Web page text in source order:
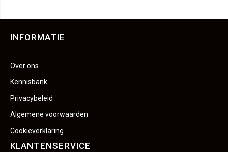
INFORMATIE
Over ons
Kennisbank
Privacybeleid
Algemene voorwaarden
Cookieverklaring
KLANTENSERVICE